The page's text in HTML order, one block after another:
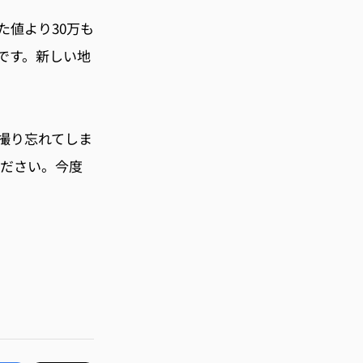
値より30万も
。 新しい地
り忘れてしま
さい。 今度